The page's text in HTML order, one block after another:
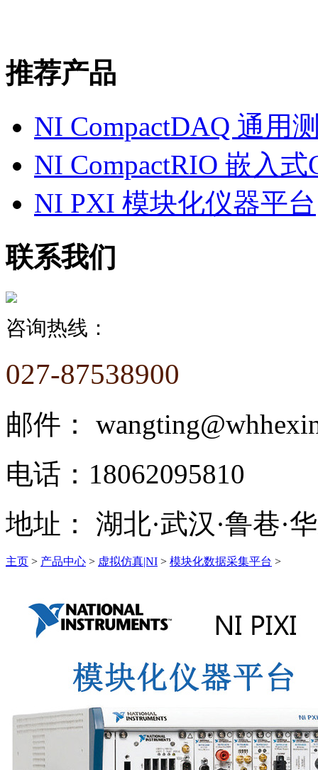
推荐产品
NI CompactDAQ 通用
NI CompactRIO 嵌入式
NI PXI 模块化仪器平台
联系我们
咨询热线：
027-87538900
邮件：
电话： 18062095810
地址：
湖北·武汉·鲁巷·
主页 > 产品中心 > 虚拟仿真|NI > 模块化数据采集平台 >